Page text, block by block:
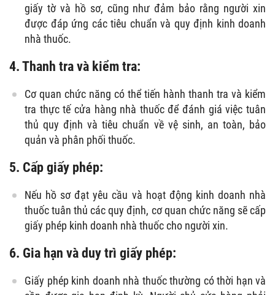
giấy tờ và hồ sơ, cũng như đảm bảo rằng người xin
được đáp ứng các tiêu chuẩn và quy định kinh doanh
nhà thuốc.
4. Thanh tra và kiểm tra:
Cơ quan chức năng có thể tiến hành thanh tra và kiểm
tra thực tế cửa hàng nhà thuốc để đánh giá việc tuân
thủ quy định và tiêu chuẩn về vệ sinh, an toàn, bảo
quản và phân phối thuốc.
5. Cấp giấy phép:
Nếu hồ sơ đạt yêu cầu và hoạt động kinh doanh nhà
thuốc tuân thủ các quy định, cơ quan chức năng sẽ cấp
giấy phép kinh doanh nhà thuốc cho người xin.
6. Gia hạn và duy trì giấy phép:
Giấy phép kinh doanh nhà thuốc thường có thời hạn và